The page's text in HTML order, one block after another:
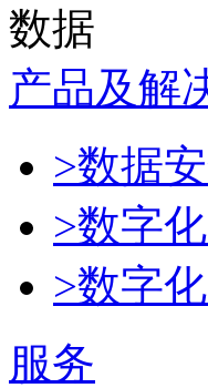
数据
产品及解
>数据
>数字
>数字
服务